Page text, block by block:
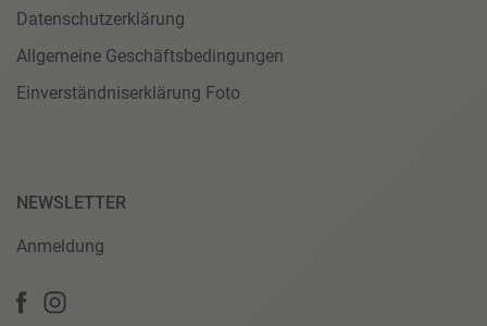
Datenschutzerklärung
Allgemeine Geschäftsbedingungen
Einverständniserklärung Foto
NEWSLETTER
Anmeldung